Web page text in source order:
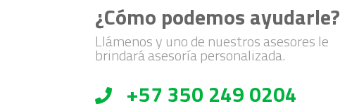
¿Cómo podemos ayudarle?
Llámenos y uno de nuestros asesores le
brindará asesoría personalizada.
+57 350 249 0204